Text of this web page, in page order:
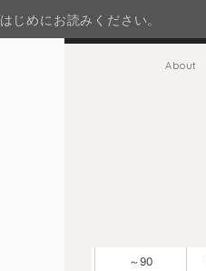
はじめにお読みください。
About
～90